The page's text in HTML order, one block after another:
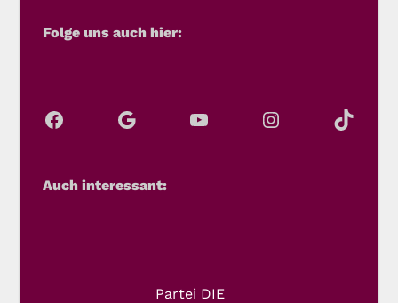
Folge uns auch hier:
Auch interessant:
Partei DIE